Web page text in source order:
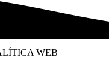
WEB